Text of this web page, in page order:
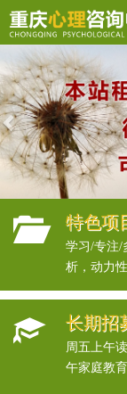
Previous
特色项
学习/专注/
析，动力
长期招
周五上午
午家庭教